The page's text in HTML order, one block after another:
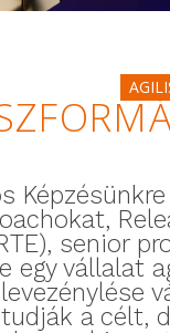
senior
egy vállalat
a célt,